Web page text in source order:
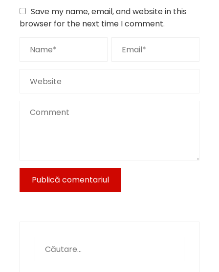
Save my name, email, and website in this
browser for the next time I comment.
după: